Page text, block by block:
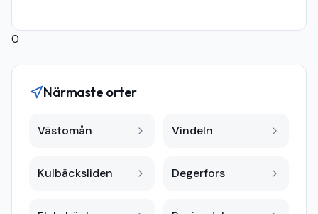
0
Närmaste orter
Västomån Vindeln
Kulbäcksliden Degerfors